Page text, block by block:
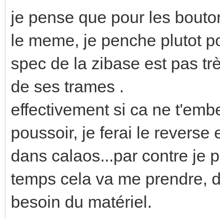
je pense que pour les
le meme, je penche plutot
spec de la zibase est pas
de ses trames .
effectivement si ca ne
poussoir, je ferai le reverse
dans calaos...par contre je
temps cela va me prendre,
besoin du matériel.